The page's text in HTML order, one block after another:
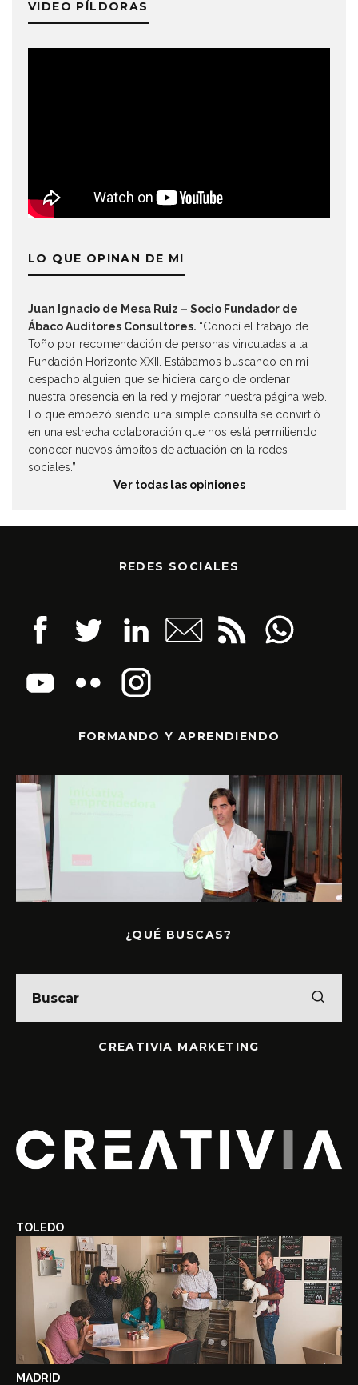
VIDEO PÍLDORAS
LO QUE OPINAN DE MI
Juan Ignacio de Mesa Ruiz – Socio Fundador de
Ábaco Auditores Consultores. “Conocí el trabajo de
Toño por recomendación de personas vinculadas a la
Fundación Horizonte XXII. Estábamos buscando en mi
despacho alguien que se hiciera cargo de ordenar
nuestra presencia en la red y mejorar nuestra página web.
Lo que empezó siendo una simple consulta se convirtió
en una estrecha colaboración que nos está permitiendo
conocer nuevos ámbitos de actuación en la redes
sociales.”
Ver todas las opiniones
REDES SOCIALES
FORMANDO Y APRENDIENDO
¿QUÉ BUSCAS?
CREATIVIA MARKETING
TOLEDO
MADRID